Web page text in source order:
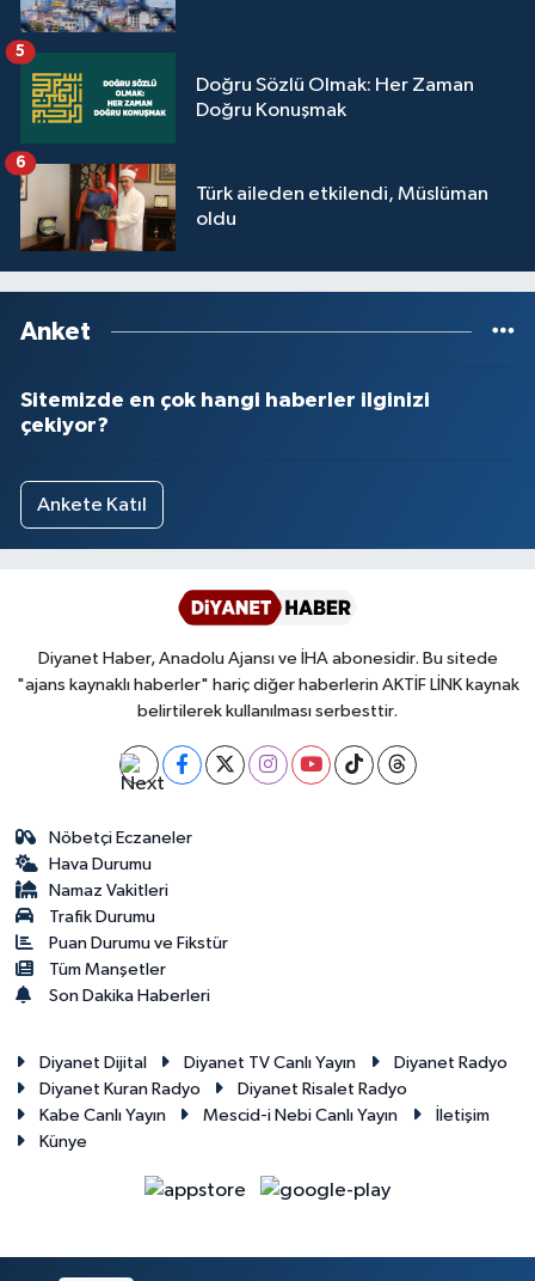
Doğru Sözlü Olmak: Her Zaman
Doğru Konuşmak
5
Türk aileden etkilendi, Müslüman
oldu
6
Anket
Sitemizde en çok hangi haberler ilginizi
çekiyor?
Ankete Katıl
Diyanet Haber, Anadolu Ajansı ve İHA abonesidir. Bu sitede
"ajans kaynaklı haberler" hariç diğer haberlerin AKTİF LİNK kaynak
belirtilerek kullanılması serbesttir.
Nöbetçi Eczaneler
Hava Durumu
Namaz Vakitleri
Trafik Durumu
Puan Durumu ve Fikstür
Tüm Manşetler
Son Dakika Haberleri
Diyanet Dijital Diyanet TV Canlı Yayın
Diyanet Radyo
Diyanet Kuran Radyo
Diyanet Risalet Radyo
Kabe Canlı Yayın
Mescid-i Nebi Canlı Yayın
İletişim
Künye